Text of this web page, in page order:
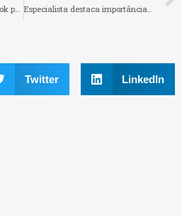
Twitter LinkedIn